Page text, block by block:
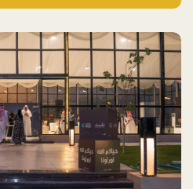
أساسه ذلك العمل.